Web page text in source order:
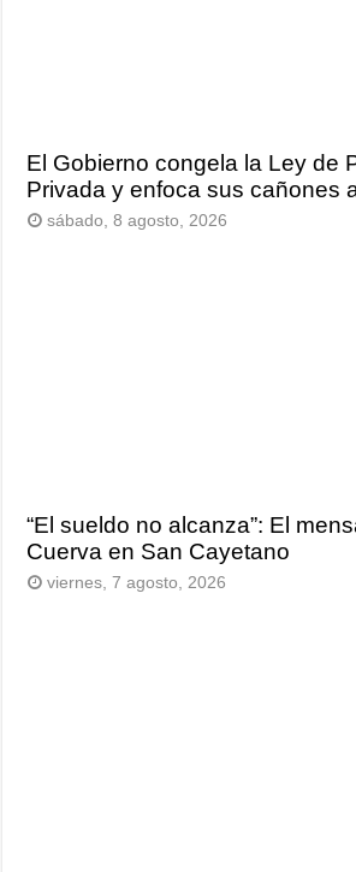
El Gobierno congela la Ley de
Privada y enfoca sus cañones
sábado, 8 agosto, 2026
“El sueldo no alcanza”: El
Cuerva en San Cayetano
viernes, 7 agosto, 2026